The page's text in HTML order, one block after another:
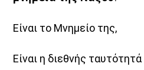
Η μακροβιότερη εκπομπή στο
Ο Γιώργος Καμβύσης σατιρίζει
Είναι το Μνημείο της,
Είναι η διεθνής